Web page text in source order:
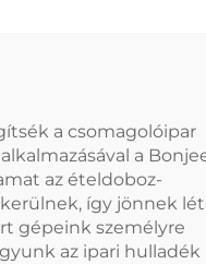
a csomagolóipar
a
az ételdoboz-
így jönnek
gépeink személyre
az ipari hulladék